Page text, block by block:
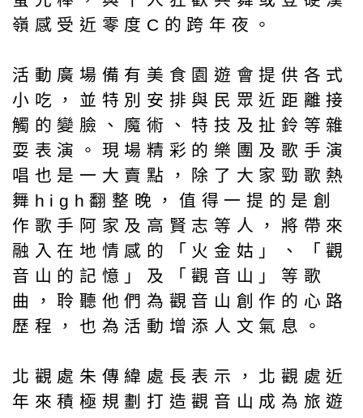
嶺感受近零度C的跨年夜。
活動廣場備有美食園遊會提供各式
小吃，並特別安排與民眾近距離接
觸的變臉、魔術、特技及扯鈴等雜
耍表演。現場精彩的樂團及歌手演
唱也是一大賣點，除了大家勁歌熱
舞high翻整晚，值得一提的是創
作歌手阿家及高賢志等人，將帶來
融入在地情感的「火金姑」、「觀
音山的記憶」及「觀音山」等歌
曲，聆聽他們為觀音山創作的心路
歷程，也為活動增添人文氣息。
北觀處朱傳緯處長表示，北觀處近
年來積極規劃打造觀音山成為旅遊